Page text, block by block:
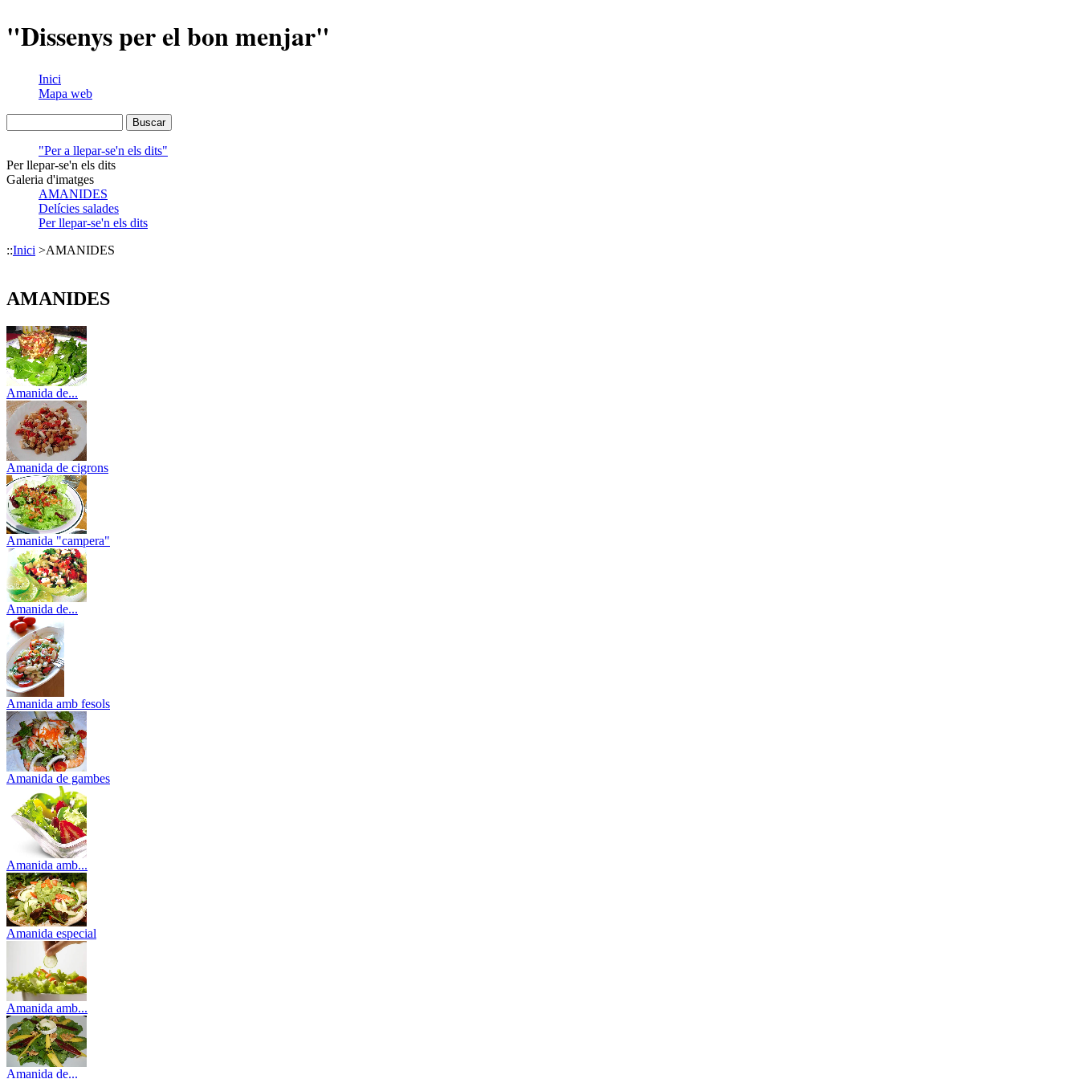
"Dissenys per el bon menjar"
Inici
Mapa web
"Per a llepar-se'n els dits"
Per llepar-se'n els dits
Galeria d'imatges
AMANIDES
Delícies salades
Per llepar-se'n els dits
::Inici >AMANIDES
AMANIDES
Amanida de...
Amanida de cigrons
Amanida "campera"
Amanida de...
Amanida amb fesols
Amanida de gambes
Amanida amb...
Amanida especial
Amanida amb...
Amanida de...